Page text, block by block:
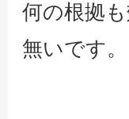
何の根拠
無いです。